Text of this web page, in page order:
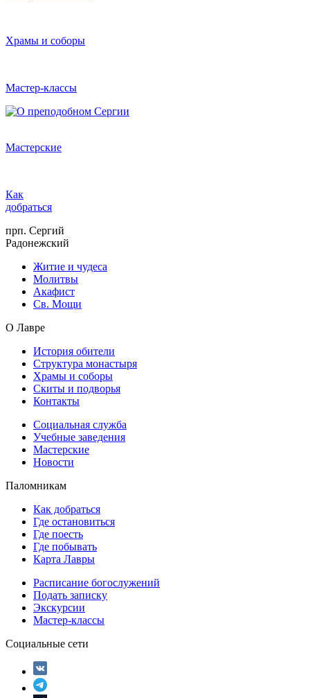
Храмы и соборы
Мастер-классы
Мастерские
Как
добраться
прп. Сергий
Радонежский
Житие и чудеса
Молитвы
Акафист
Св. Мощи
О Лавре
История обители
Структура монастыря
Храмы и соборы
Скиты и подворья
Контакты
Социальная служба
Учебные заведения
Мастерские
Новости
Паломникам
Как добраться
Где остановиться
Где поесть
Где побывать
Карта Лавры
Расписание богослужений
Подать записку
Экскурсии
Мастер-классы
Социальные сети